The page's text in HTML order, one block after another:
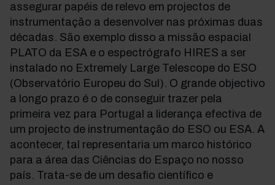
assegurar papéis de relevo em projectos de
instrumentação a desenvolver nas próximas duas
décadas. São exemplo disso a missão espacial
PLATO da ESA e o espectrógrafo HIRES a ser
instalado no Extremely Large Telescope do ESO
(Observatório Europeu do Sul). O grande objectivo
a longo prazo é o de conseguir trazer pela
primeira vez para Portugal a liderança efectiva de
um projecto de instrumentação do ESO ou ESA. A
acontecer, tal representaria um marco histórico
para a área das Ciências do Espaço no nosso
país. Trata-se de um desafio científico e